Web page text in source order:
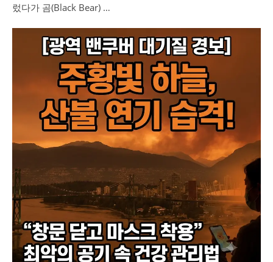
렀다가 곰(Black Bear) …